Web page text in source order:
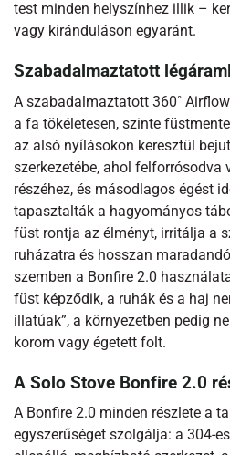
test minden helyszínhez illik –
vagy kiránduláson egyaránt.
Szabadalmaztatott
A szabadalmaztatott 360˚
a fa tökéletesen, szinte
az alsó nyílásokon keresztül
szerkezetébe, ahol felforrósodva
részéhez, és másodlagos égést
tapasztalták a hagyományos
füst rontja az élményt, irritálja a
ruházatra és hosszan
szemben a Bonfire 2.0
füst képződik, a ruhák és a haj
illatúak”, a környezetben pedig
korom vagy égetett folt.
A Solo Stove Bonfire 2.0
A Bonfire 2.0 minden részlete a
egyszerűséget szolgálja: a 304-